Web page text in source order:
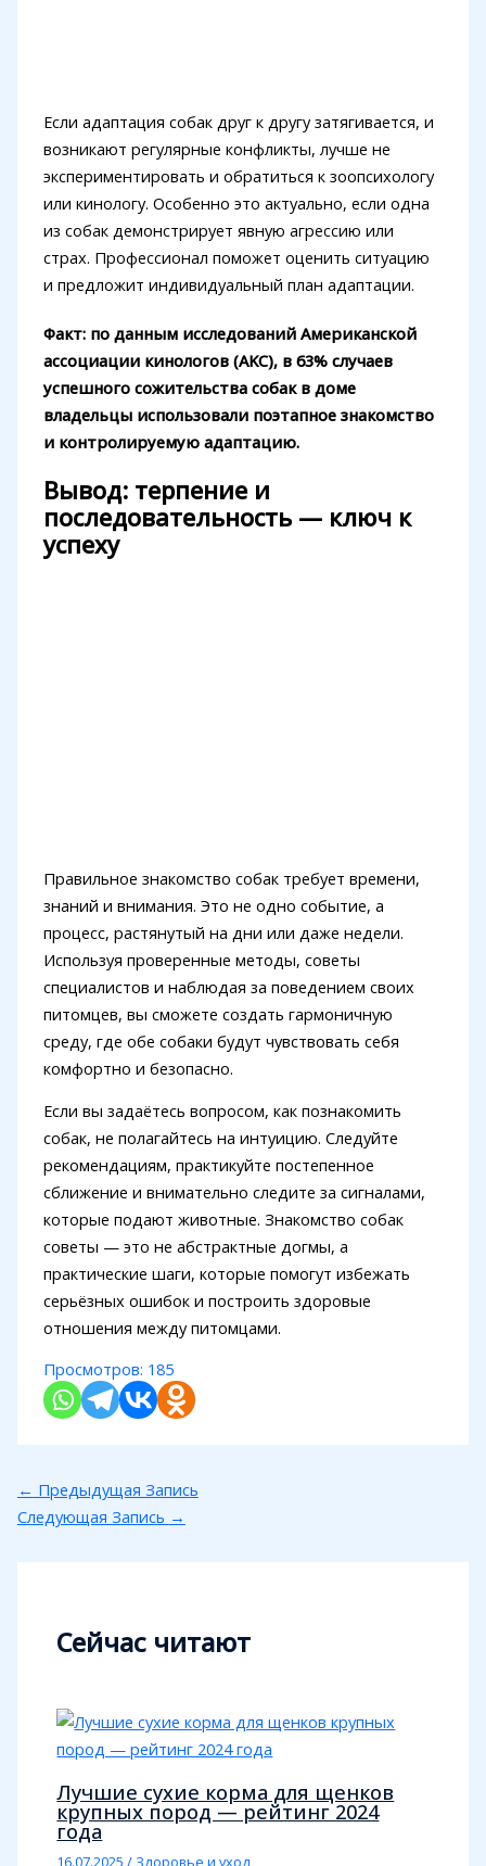
Если адаптация собак друг к другу затягивается, и
возникают регулярные конфликты, лучше не
экспериментировать и обратиться к зоопсихологу
или кинологу. Особенно это актуально, если одна
из собак демонстрирует явную агрессию или
страх. Профессионал поможет оценить ситуацию
и предложит индивидуальный план адаптации.
Факт: по данным исследований Американской
ассоциации кинологов (AKC), в 63% случаев
успешного сожительства собак в доме
владельцы использовали поэтапное знакомство
и контролируемую адаптацию.
Вывод: терпение и
последовательность — ключ к
успеху
Правильное знакомство собак требует времени,
знаний и внимания. Это не одно событие, а
процесс, растянутый на дни или даже недели.
Используя проверенные методы, советы
специалистов и наблюдая за поведением своих
питомцев, вы сможете создать гармоничную
среду, где обе собаки будут чувствовать себя
комфортно и безопасно.
Если вы задаётесь вопросом, как познакомить
собак, не полагайтесь на интуицию. Следуйте
рекомендациям, практикуйте постепенное
сближение и внимательно следите за сигналами,
которые подают животные. Знакомство собак
советы — это не абстрактные догмы, а
практические шаги, которые помогут избежать
серьёзных ошибок и построить здоровые
отношения между питомцами.
Просмотров: 185
← Предыдущая Запись
Следующая Запись →
Сейчас читают
Лучшие сухие корма для щенков
крупных пород — рейтинг 2024
года
16.07.2025/ Здоровье и уход